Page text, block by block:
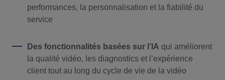
performances, la personnalisation et la fiabilité du
service
Des fonctionnalités basées sur l’IA qui améliorent
la qualité vidéo, les diagnostics et l’expérience
client tout au long du cycle de vie de la vidéo